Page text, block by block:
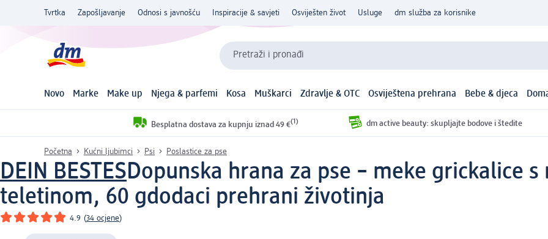
Tvrtka Zapošljavanje Odnosi s javnošću Inspiracije & savjeti Osviješten život Usluge dm služba za korisnike
Pretraži i pronađi
Novo Marke Make up Njega & parfemi Kosa Muškarci Zdravlje & OTC Osviještena prehrana Bebe & djeca
Besplatna dostava za kupnju iznad 49 €(1) dm active beauty: skupljajte bodove i štedite
Početna Kućni ljubimci Psi Poslastice za pse
DEIN BESTESDopunska hrana za pse – meke grickalice
teletinom, 60 gdodaci prehrani životinja
4.9 (34 ocjene)